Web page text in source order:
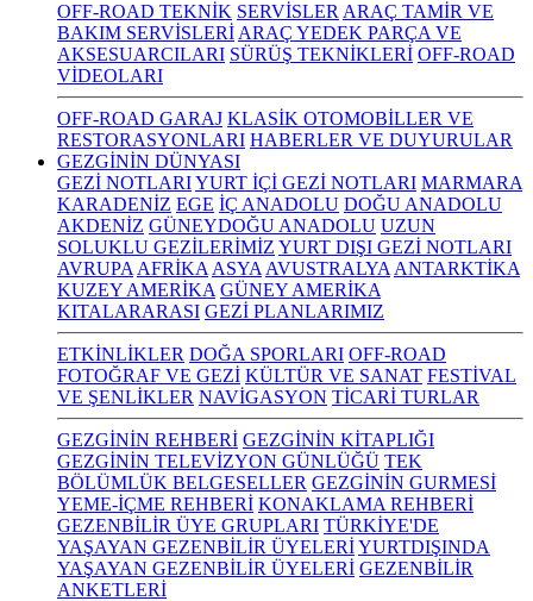
OFF-ROAD TEKNİK SERVİSLER ARAÇ TAMİR VE
BAKIM SERVİSLERİ ARAÇ YEDEK PARÇA VE
AKSESUARCILARI SÜRÜŞ TEKNİKLERİ OFF-ROAD
VİDEOLARI
OFF-ROAD GARAJ KLASİK OTOMOBİLLER VE
RESTORASYONLARI HABERLER VE DUYURULAR
GEZGİNİN DÜNYASI
GEZİ NOTLARIYURT İÇİ GEZİ NOTLARI MARMARA
KARADENİZ EGE İÇ ANADOLU DOĞU ANADOLU
AKDENİZ GÜNEYDOĞU ANADOLU UZUN
SOLUKLU GEZİLERİMİZ YURT DIŞI GEZİ NOTLARI
AVRUPA AFRİKA ASYA AVUSTRALYA ANTARKTİKA
KUZEY AMERİKA GÜNEY AMERİKA
KITALARARASI GEZİ PLANLARIMIZ
ETKİNLİKLER DOĞA SPORLARI OFF-ROAD
FOTOĞRAF VE GEZİ KÜLTÜR VE SANAT FESTİVAL
VE ŞENLİKLER NAVİGASYON TİCARİ TURLAR
GEZGİNİN REHBERİ GEZGİNİN KİTAPLIĞI
GEZGİNİN TELEVİZYON GÜNLÜĞÜ TEK
BÖLÜMLÜK BELGESELLER GEZGİNİN GURMESİ
YEME-İÇME REHBERİ KONAKLAMA REHBERİ
GEZENBİLİR ÜYE GRUPLARI TÜRKİYE'DE
YAŞAYAN GEZENBİLİR ÜYELERİYURTDIŞINDA
YAŞAYAN GEZENBİLİR ÜYELERİ GEZENBİLİR
ANKETLERİ